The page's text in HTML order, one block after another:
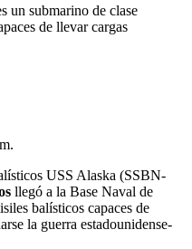
un submarino de clase
de llevar cargas
USS Alaska (SSBN-
llegó a la Base Naval de
balísticos capaces de
la guerra estadounidense-